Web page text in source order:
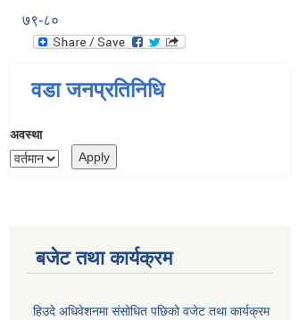
७९-८०
वडा जनप्रतिनिधि
अवस्था
बजेट तथा कार्यक्रम
हिउदे अधिवेशनमा संसोधित पछिको वजेट तथा कार्यक्रम